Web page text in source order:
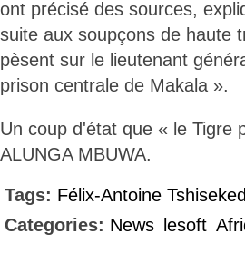
ont précisé des sources,
suite aux soupçons de haute
pèsent sur le lieutenant
prison centrale de Makala ».
Un coup d'état que « le Tigre
ALUNGA MBUWA.
Tags: Félix-Antoine
Categories: News lesoft